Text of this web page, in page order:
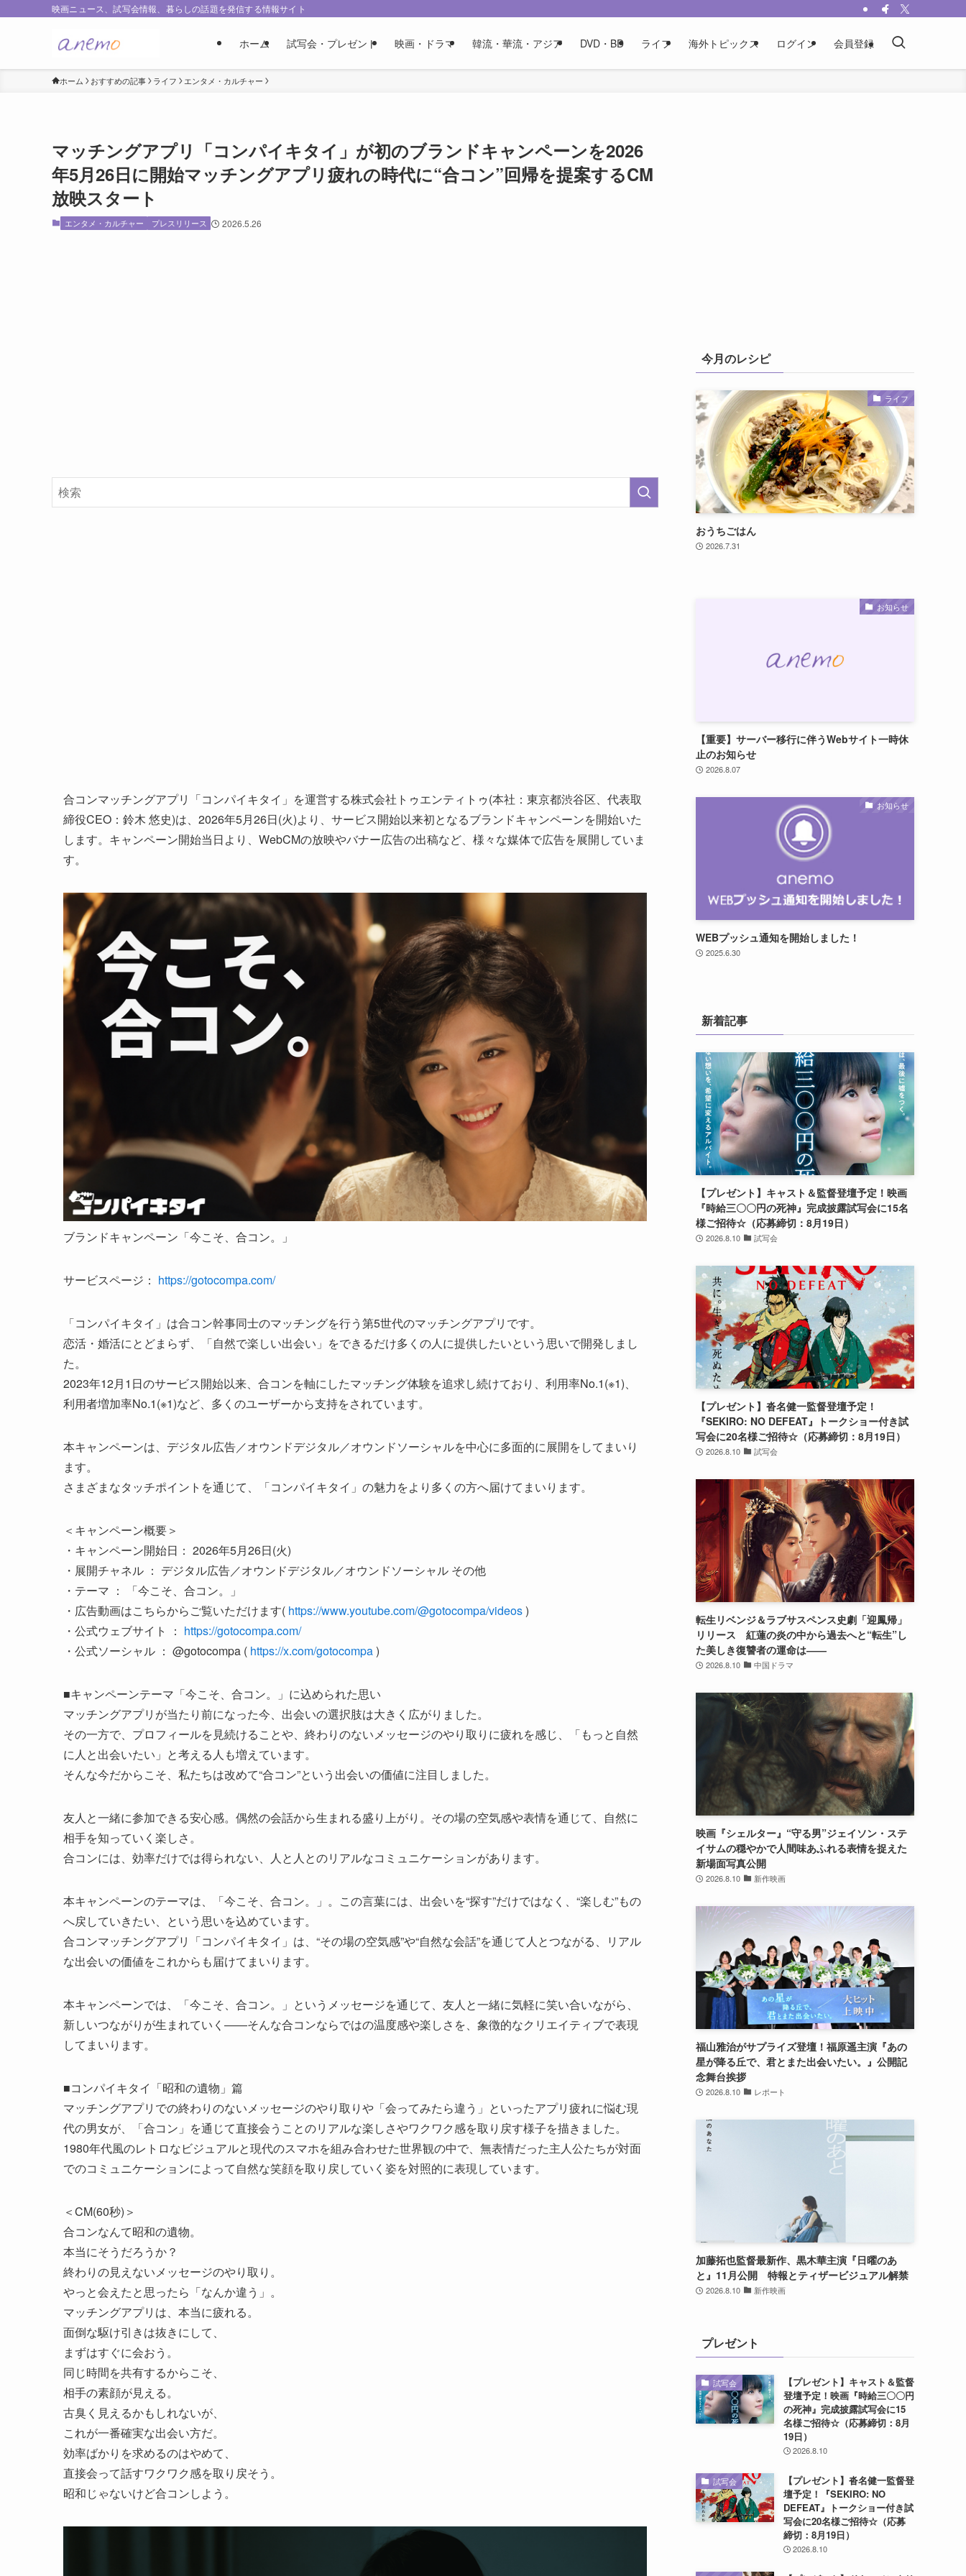
映画ニュース、試写会情報、暮らしの話題を発信する情報サイト
ホーム 試写会・プレゼント 映画・ドラマ 韓流・華流・アジア DVD・BD ライフ 海外トピックス ログイン 会員登録
ホーム おすすめの記事 ライフ エンタメ・カルチャー
マッチングアプリ「コンパイキタイ」が初のブランドキャンペーンを2026
年5月26日に開始マッチングアプリ疲れの時代に“合コン”回帰を提案するCM
放映スタート
エンタメ・カルチャー プレスリリース 2026.5.26
合コンマッチングアプリ「コンパイキタイ」を運営する株式会社トゥエンティトゥ(本社：東京都渋谷区、代表取
締役CEO：鈴木 悠史)は、2026年5月26日(火)より、サービス開始以来初となるブランドキャンペーンを開始いた
します。キャンペーン開始当日より、WebCMの放映やバナー広告の出稿など、様々な媒体で広告を展開していま
す。
ブランドキャンペーン「今こそ、合コン。」
サービスページ： https://gotocompa.com/
「コンパイキタイ」は合コン幹事同士のマッチングを行う第5世代のマッチングアプリです。
恋活・婚活にとどまらず、「自然で楽しい出会い」をできるだけ多くの人に提供したいという思いで開発しまし
た。
2023年12月1日のサービス開始以来、合コンを軸にしたマッチング体験を追求し続けており、利用率No.1(※1)、
利用者増加率No.1(※1)など、多くのユーザーから支持をされています。
本キャンペーンは、デジタル広告／オウンドデジタル／オウンドソーシャルを中心に多面的に展開をしてまいり
ます。
さまざまなタッチポイントを通じて、「コンパイキタイ」の魅力をより多くの方へ届けてまいります。
＜キャンペーン概要＞
・キャンペーン開始日： 2026年5月26日(火)
・展開チャネル ： デジタル広告／オウンドデジタル／オウンドソーシャル その他
・テーマ ： 「今こそ、合コン。」
・広告動画はこちらからご覧いただけます( https://www.youtube.com/@gotocompa/videos)
・公式ウェブサイト ： https://gotocompa.com/
・公式ソーシャル ： @gotocompa ( https://x.com/gotocompa)
■キャンペーンテーマ「今こそ、合コン。」に込められた思い
マッチングアプリが当たり前になった今、出会いの選択肢は大きく広がりました。
その一方で、プロフィールを見続けることや、終わりのないメッセージのやり取りに疲れを感じ、「もっと自然
に人と出会いたい」と考える人も増えています。
そんな今だからこそ、私たちは改めて“合コン”という出会いの価値に注目しました。
友人と一緒に参加できる安心感。偶然の会話から生まれる盛り上がり。その場の空気感や表情を通じて、自然に
相手を知っていく楽しさ。
合コンには、効率だけでは得られない、人と人とのリアルなコミュニケーションがあります。
本キャンペーンのテーマは、「今こそ、合コン。」。この言葉には、出会いを“探す”だけではなく、“楽しむ”もの
へ戻していきたい、という思いを込めています。
合コンマッチングアプリ「コンパイキタイ」は、“その場の空気感”や“自然な会話”を通じて人とつながる、リアル
な出会いの価値をこれからも届けてまいります。
本キャンペーンでは、「今こそ、合コン。」というメッセージを通じて、友人と一緒に気軽に笑い合いながら、
新しいつながりが生まれていく――そんな合コンならではの温度感や楽しさを、象徴的なクリエイティブで表現
してまいります。
■コンパイキタイ「昭和の遺物」篇
マッチングアプリでの終わりのないメッセージのやり取りや「会ってみたら違う」といったアプリ疲れに悩む現
代の男女が、「合コン」を通じて直接会うことのリアルな楽しさやワクワク感を取り戻す様子を描きました。
1980年代風のレトロなビジュアルと現代のスマホを組み合わせた世界観の中で、無表情だった主人公たちが対面
でのコミュニケーションによって自然な笑顔を取り戻していく姿を対照的に表現しています。
＜CM(60秒)＞
合コンなんて昭和の遺物。
本当にそうだろうか？
終わりの見えないメッセージのやり取り。
やっと会えたと思ったら「なんか違う」。
マッチングアプリは、本当に疲れる。
面倒な駆け引きは抜きにして、
まずはすぐに会おう。
同じ時間を共有するからこそ、
相手の素顔が見える。
古臭く見えるかもしれないが、
これが一番確実な出会い方だ。
効率ばかりを求めるのはやめて、
直接会って話すワクワク感を取り戻そう。
昭和じゃないけど合コンしよう。
今月のレシピ
ライフ
おうちごはん
2026.7.31
お知らせ
【重要】サーバー移行に伴うWebサイト一時休
止のお知らせ
2026.8.07
お知らせ
WEBプッシュ通知を開始しました！
2025.6.30
新着記事
【プレゼント】キャスト＆監督登壇予定！映画
『時給三〇〇円の死神』完成披露試写会に15名
様ご招待☆（応募締切：8月19日）
2026.8.10 試写会
【プレゼント】沓名健一監督登壇予定！
『SEKIRO: NO DEFEAT』トークショー付き試
写会に20名様ご招待☆（応募締切：8月19日）
2026.8.10 試写会
転生リベンジ＆ラブサスペンス史劇「迎鳳帰」
リリース 紅蓮の炎の中から過去へと“転生”し
た美しき復讐者の運命は――
2026.8.10 中国ドラマ
映画『シェルター』“守る男”ジェイソン・ステ
イサムの穏やかで人間味あふれる表情を捉えた
新場面写真公開
2026.8.10 新作映画
福山雅治がサプライズ登壇！福原遥主演『あの
星が降る丘で、君とまた出会いたい。』公開記
念舞台挨拶
2026.8.10 レポート
加藤拓也監督最新作、黒木華主演『日曜のあ
と』11月公開 特報とティザービジュアル解禁
2026.8.10 新作映画
プレゼント
試写会
【プレゼント】キャスト＆監督
登壇予定！映画『時給三〇〇円
の死神』完成披露試写会に15
名様ご招待☆（応募締切：8月
19日）
2026.8.10
試写会
【プレゼント】沓名健一監督登
壇予定！『SEKIRO: NO
DEFEAT』トークショー付き試
写会に20名様ご招待☆（応募
締切：8月19日）
2026.8.10